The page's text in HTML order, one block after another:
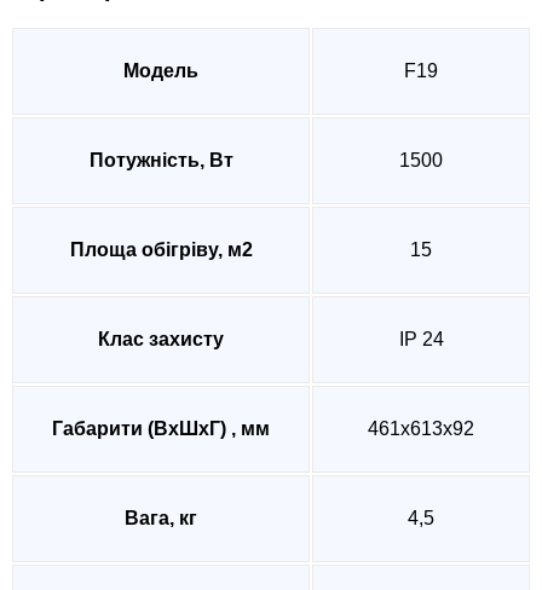
Модель F19
Потужність, Вт 1500
Площа обігріву, м2 15
Клас захисту IP 24
Габарити (ВхШхГ) , мм 461х613х92
Вага, кг 4,5